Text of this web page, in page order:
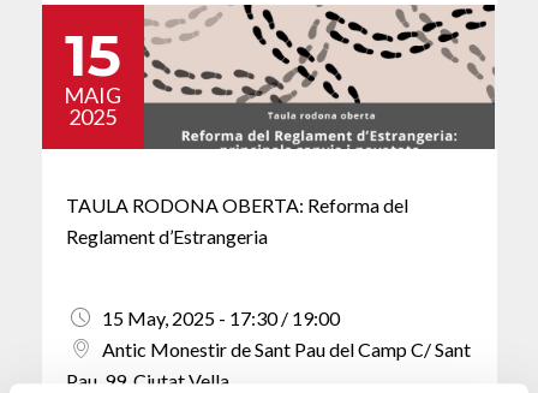
15
MAIG
2025
TAULA RODONA OBERTA: Reforma del
Reglament d’Estrangeria
15 May, 2025 - 17:30 / 19:00
Antic Monestir de Sant Pau del Camp C/ Sant
Pau, 99, Ciutat Vella